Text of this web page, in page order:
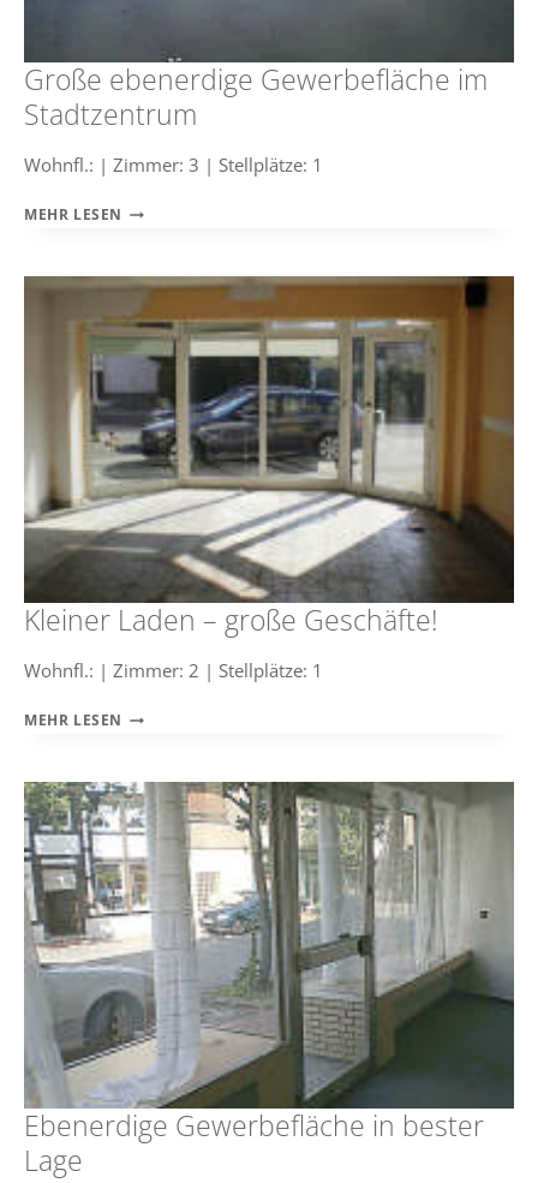
Große ebenerdige Gewerbefläche im
Stadtzentrum
Wohnfl.: | Zimmer: 3 | Stellplätze: 1
MEHR LESEN GROSSE E
M S
TADTZENTRUM
Kleiner Laden – große Geschäfte!
Wohnfl.: | Zimmer: 2 | Stellplätze: 1
MEHR LESEN KLEINER
GROSSE G
ESCHÄFTE!
Ebenerdige Gewerbefläche in bester
Lage